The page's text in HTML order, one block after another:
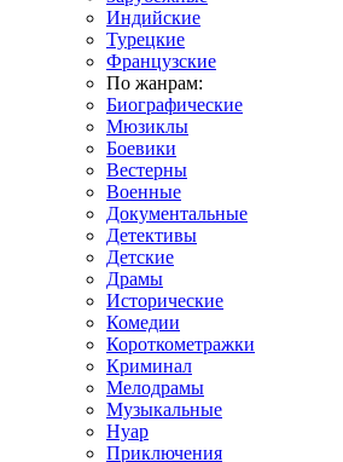
Индийские
Турецкие
Французские
По жанрам:
Биографические
Мюзиклы
Боевики
Вестерны
Военные
Документальные
Детективы
Детские
Драмы
Исторические
Комедии
Короткометражки
Криминал
Мелодрамы
Музыкальные
Нуар
Приключения